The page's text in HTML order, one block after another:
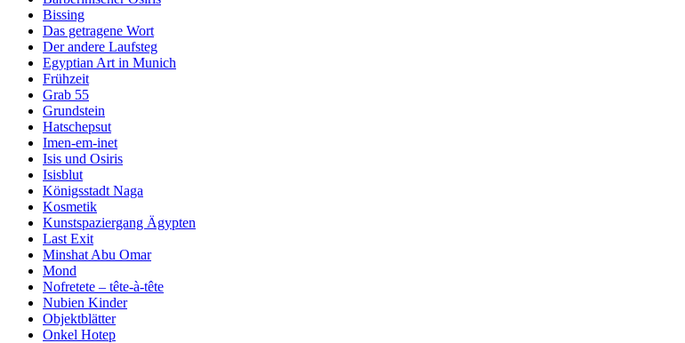
Bissing
Das getragene Wort
Der andere Laufsteg
Egyptian Art in Munich
Frühzeit
Grab 55
Grundstein
Hatschepsut
Imen-em-inet
Isis und Osiris
Isisblut
Königsstadt Naga
Kosmetik
Kunstspaziergang Ägypten
Last Exit
Minshat Abu Omar
Mond
Nofretete – tête-à-tête
Nubien Kinder
Objektblätter
Onkel Hotep